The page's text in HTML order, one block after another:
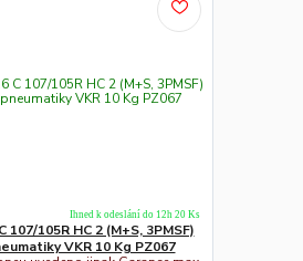
107/105R HC 2 (M+S, 3PMSF)
VKR 10 Kg PZ067
Ihned k odeslání do 12h 20 Ks